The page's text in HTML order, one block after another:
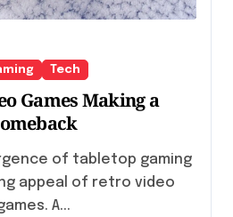
Tech
Games Making a
appeal of retro video
A...